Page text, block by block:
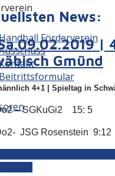
Förderverein
Beitrittsformular
News:
|
Gmünd
4+1 | Spieltag in
– SGKuGi2 15: 5
JSG Rosenstein 9:12